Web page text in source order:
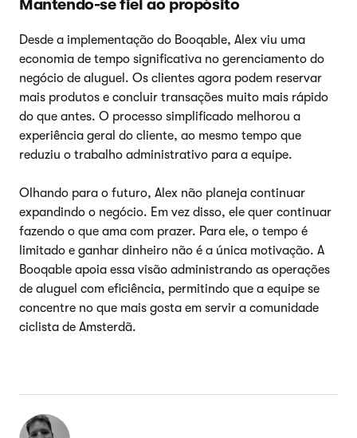
Mantendo-se fiel ao propósito
Desde a implementação do Booqable, Alex viu uma
economia de tempo significativa no gerenciamento do
negócio de aluguel. Os clientes agora podem reservar
mais produtos e concluir transações muito mais rápido
do que antes. O processo simplificado melhorou a
experiência geral do cliente, ao mesmo tempo que
reduziu o trabalho administrativo para a equipe.
Olhando para o futuro, Alex não planeja continuar
expandindo o negócio. Em vez disso, ele quer continuar
fazendo o que ama com prazer. Para ele, o tempo é
limitado e ganhar dinheiro não é a única motivação. A
Booqable apoia essa visão administrando as operações
de aluguel com eficiência, permitindo que a equipe se
concentre no que mais gosta em servir a comunidade
ciclista de Amsterdã.